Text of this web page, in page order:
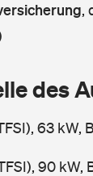
,
des
63 kW,
90